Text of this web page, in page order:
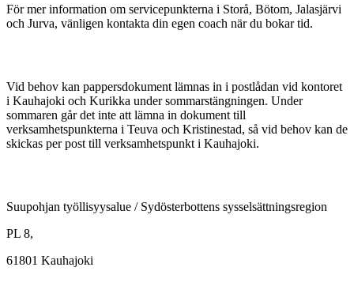
För mer information om servicepunkterna i Storå, Bötom, Jalasjärvi
och Jurva, vänligen kontakta din egen coach när du bokar tid.
Vid behov kan pappersdokument lämnas in i postlådan vid kontoret
i Kauhajoki och Kurikka under sommarstängningen. Under
sommaren går det inte att lämna in dokument till
verksamhetspunkterna i Teuva och Kristinestad, så vid behov kan de
skickas per post till verksamhetspunkt i Kauhajoki.
Suupohjan työllisyysalue / Sydösterbottens sysselsättningsregion
PL 8,
61801 Kauhajoki